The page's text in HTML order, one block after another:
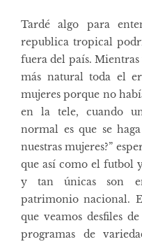
Tardé algo para
republica tropical
fuera del país.
más natural toda el
mujeres porque no
en la tele, cuando
normal es que se
nuestras mujeres?”
que así como el futbol
y tan únicas son
patrimonio nacional.
que veamos desfiles
programas de